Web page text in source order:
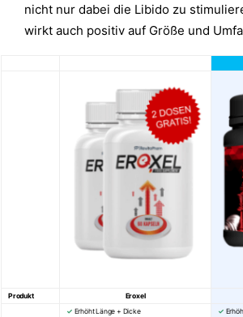
nicht nur dabei die Libido zu
wirkt auch positiv auf Größe und
Produkt Eroxel
✓ Erhöht Länge + Dicke
✓